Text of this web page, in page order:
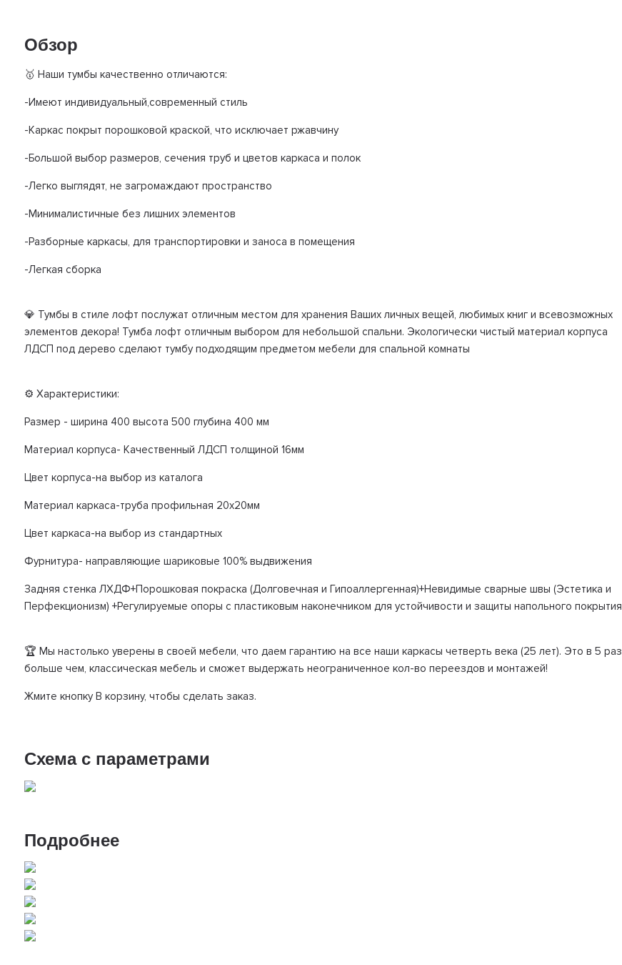
Обзор
🥇 Наши тумбы качественно отличаются:
-Имеют индивидуальный,современный стиль
-Каркас покрыт порошковой краской, что исключает ржавчину
-Большой выбор размеров, сечения труб и цветов каркаса и полок
-Легко выглядят, не загромаждают пространство
-Минималистичные без лишних элементов
-Разборные каркасы, для транспортировки и заноса в помещения
-Легкая сборка
💎 Тумбы в стиле лофт послужат отличным местом для хранения Ваших личных вещей, любимых книг и всевозможных
элементов декора! Тумба лофт отличным выбором для небольшой спальни. Экологически чистый материал корпуса
ЛДСП под дерево сделают тумбу подходящим предметом мебели для спальной комнаты
⚙️ Характеристики:
Размер - ширина 400 высота 500 глубина 400 мм
Материал корпуса- Качественный ЛДСП толщиной 16мм
Цвет корпуса-на выбор из каталога
Материал каркаса-труба профильная 20х20мм
Цвет каркаса-на выбор из стандартных
Фурнитура- направляющие шариковые 100% выдвижения
Задняя стенка ЛХДФ+Порошковая покраска (Долговечная и Гипоаллергенная)+Невидимые сварные швы (Эстетика и
Перфекционизм) +Регулируемые опоры с пластиковым наконечником для устойчивости и защиты напольного покрытия
🏆 Мы настолько уверены в своей мебели, что даем гарантию на все наши каркасы четверть века (25 лет). Это в 5 раз
больше чем, классическая мебель и сможет выдержать неограниченное кол-во переездов и монтажей!
Жмите кнопку В корзину, чтобы сделать заказ.
Схема с параметрами
Подробнее